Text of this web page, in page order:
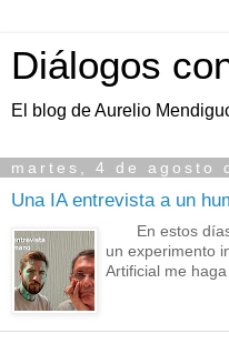
Diálogos
El blog de Aurelio
martes, 4 de agosto
Una IA entrevista a un
En estos días
un experimento
Artificial me